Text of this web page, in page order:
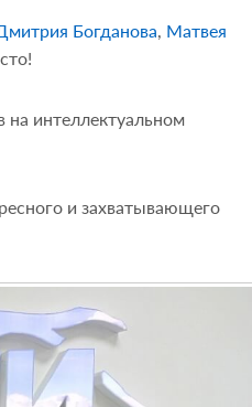
Богданова, Матвея
интеллектуальном
и захватывающего